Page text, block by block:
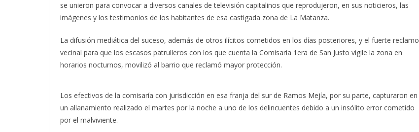
se unieron para convocar a diversos canales de televisión capitalinos que reprodujeron, en sus noticieros, las
imágenes y los testimonios de los habitantes de esa castigada zona de La Matanza.
La difusión mediática del suceso, además de otros ilícitos cometidos en los días posteriores, y el fuerte reclamo
vecinal para que los escasos patrulleros con los que cuenta la Comisaría 1era de San Justo vigile la zona en
horarios nocturnos, movilizó al barrio que reclamó mayor protección.
Los efectivos de la comisaría con jurisdicción en esa franja del sur de Ramos Mejía, por su parte, capturaron en
un allanamiento realizado el martes por la noche a uno de los delincuentes debido a un insólito error cometido
por el malviviente.